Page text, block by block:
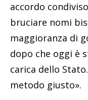
accordo
bruciare nomi
maggioranza di
dopo che oggi è
carica dello
metodo giusto».